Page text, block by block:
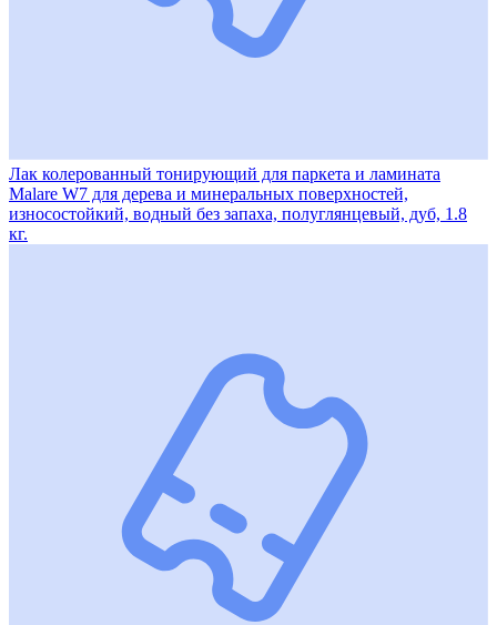
Лак колерованный тонирующий для паркета и ламината
Malare W7 для дерева и минеральных поверхностей,
износостойкий, водный без запаха, полуглянцевый, дуб, 1.8
кг.